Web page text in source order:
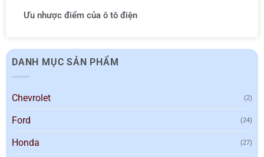
Ưu nhược điểm của ô tô điện
DANH MỤC SẢN PHẨM
Chevrolet (2)
Ford (24)
Honda (27)